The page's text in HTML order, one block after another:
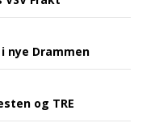
Drammen
og TRE